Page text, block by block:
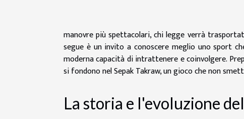
manovre più spettacolari, chi legge verrà
segue è un invito a conoscere meglio uno sport
moderna capacità di intrattenere e coinvolgere.
si fondono nel Sepak Takraw, un gioco che non
La storia e l'evoluzione